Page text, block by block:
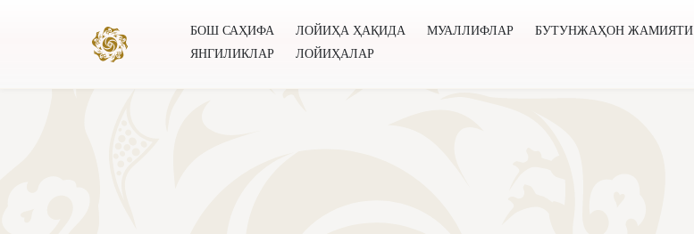
БОШ САҲИФА ЛОЙИҲА ҲАҚИДА МУАЛЛИФЛАР БУТУНЖАҲОН ЖАМИЯТИ
ЯНГИЛИКЛАР
ЛОЙИҲАЛАР